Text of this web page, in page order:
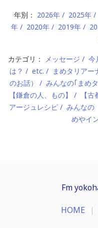
年別： 2026年 2025年
年
2020年 2019年
カテゴリ： メッセージ 今
は？
etc. まめタリアー
のお話）
みんなの｢まめ
【鎌倉の人、もの】
【
アージュレシピ
みんなの
めやイ
Fm
HOME